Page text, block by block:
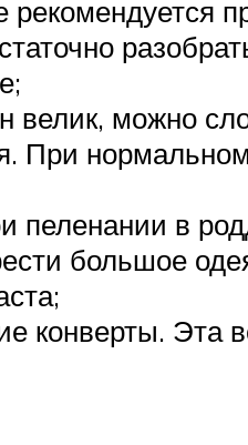
можно
При
пеленании в
большое
конверты. Эта